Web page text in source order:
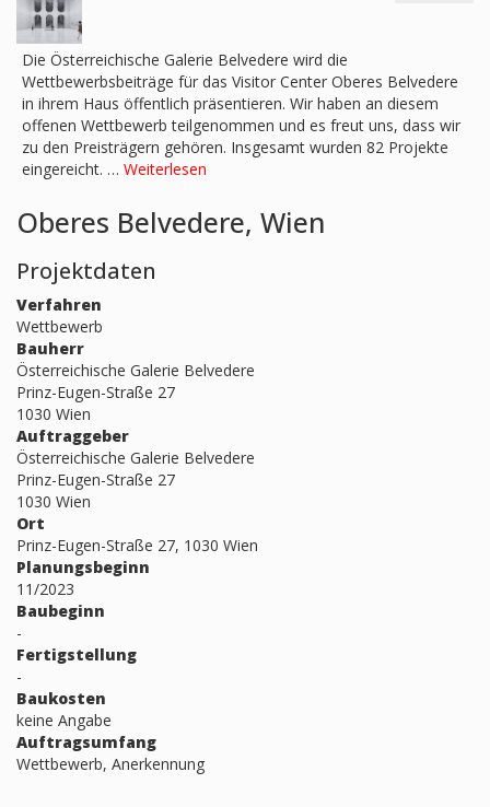
Die Österreichische Galerie Belvedere wird die
Wettbewerbsbeiträge für das Visitor Center Oberes Belvedere
in ihrem Haus öffentlich präsentieren. Wir haben an diesem
offenen Wettbewerb teilgenommen und es freut uns, dass wir
zu den Preisträgern gehören. Insgesamt wurden 82 Projekte
eingereicht. … Weiterlesen
Oberes Belvedere, Wien
Projektdaten
Verfahren
Wettbewerb
Bauherr
Österreichische Galerie Belvedere
Prinz-Eugen-Straße 27
1030 Wien
Auftraggeber
Österreichische Galerie Belvedere
Prinz-Eugen-Straße 27
1030 Wien
Ort
Prinz-Eugen-Straße 27, 1030 Wien
Planungsbeginn
11/2023
Baubeginn
-
Fertigstellung
-
Baukosten
keine Angabe
Auftragsumfang
Wettbewerb, Anerkennung